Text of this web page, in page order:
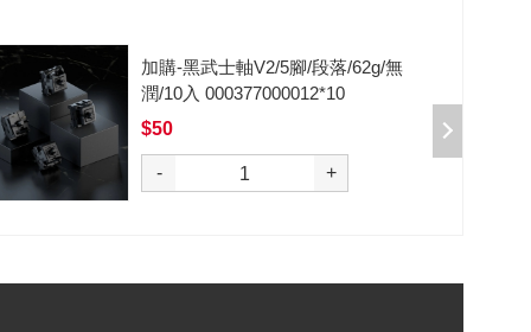
加購-剪刀石頭布猜拳鍵帽一盒四
入000385000289
$199
- +